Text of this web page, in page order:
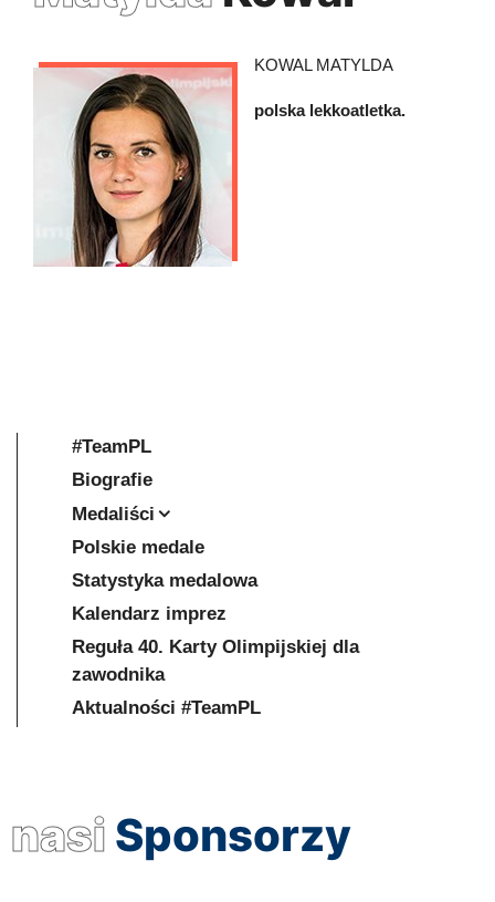
KOWAL MATYLDA
polska lekkoatletka.
#TeamPL
Biografie
Medaliści
Polskie medale
Statystyka medalowa
Kalendarz imprez
Reguła 40. Karty Olimpijskiej dla
zawodnika
Aktualności #TeamPL
nasi Sponsorzy